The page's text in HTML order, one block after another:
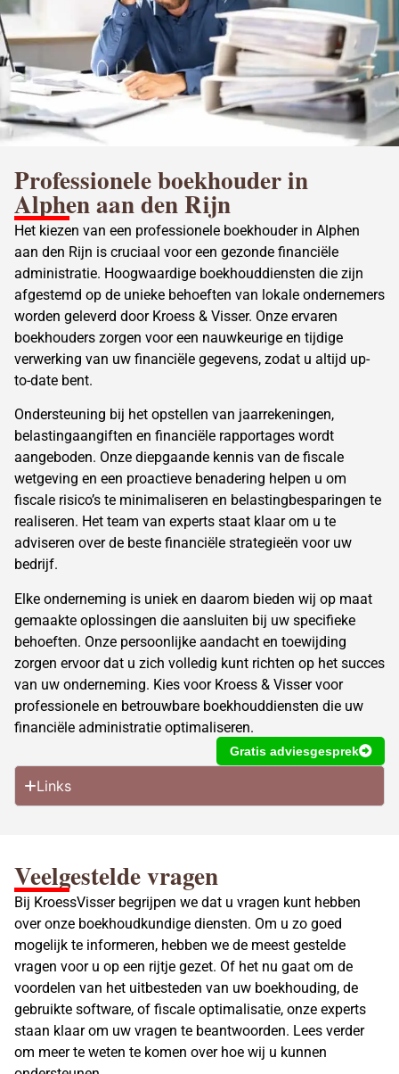
Professionele boekhouder in
Alphen aan den Rijn
Het kiezen van een professionele boekhouder in Alphen
aan den Rijn is cruciaal voor een gezonde financiële
administratie. Hoogwaardige boekhouddiensten die zijn
afgestemd op de unieke behoeften van lokale ondernemers
worden geleverd door Kroess & Visser. Onze ervaren
boekhouders zorgen voor een nauwkeurige en tijdige
verwerking van uw financiële gegevens, zodat u altijd up-
to-date bent.
Ondersteuning bij het opstellen van jaarrekeningen,
belastingaangiften en financiële rapportages wordt
aangeboden. Onze diepgaande kennis van de fiscale
wetgeving en een proactieve benadering helpen u om
fiscale risico’s te minimaliseren en belastingbesparingen te
realiseren. Het team van experts staat klaar om u te
adviseren over de beste financiële strategieën voor uw
bedrijf.
Elke onderneming is uniek en daarom bieden wij op maat
gemaakte oplossingen die aansluiten bij uw specifieke
behoeften. Onze persoonlijke aandacht en toewijding
zorgen ervoor dat u zich volledig kunt richten op het succes
van uw onderneming. Kies voor Kroess & Visser voor
professionele en betrouwbare boekhouddiensten die uw
financiële administratie optimaliseren.
Gratis adviesgesprek
Links
Veelgestelde vragen
Bij KroessVisser begrijpen we dat u vragen kunt hebben
over onze boekhoudkundige diensten. Om u zo goed
mogelijk te informeren, hebben we de meest gestelde
vragen voor u op een rijtje gezet. Of het nu gaat om de
voordelen van het uitbesteden van uw boekhouding, de
gebruikte software, of fiscale optimalisatie, onze experts
staan klaar om uw vragen te beantwoorden. Lees verder
om meer te weten te komen over hoe wij u kunnen